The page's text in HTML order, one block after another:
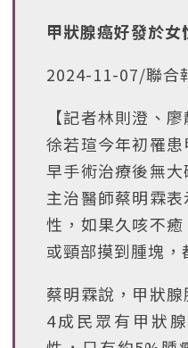
甲狀腺癌好發於
2024-11-07/聯合
【記者林則澄、
徐若瑄今年初罹
早手術治療後無
主治醫師蔡明霖
性，如果久咳不
或頸部摸到腫塊，
蔡明霖說，甲狀
4成民眾有甲狀